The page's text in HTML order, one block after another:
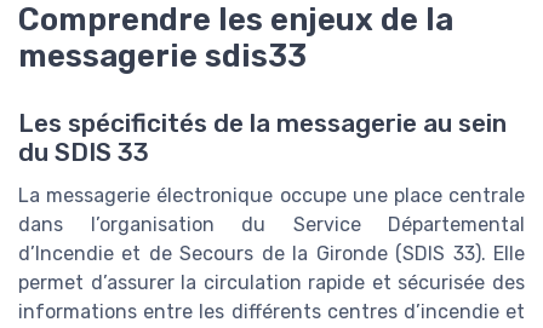
Comprendre les enjeux de la
messagerie sdis33
Les spécificités de la messagerie au sein
du SDIS 33
La messagerie électronique occupe une place centrale
dans l’organisation du Service Départemental
d’Incendie et de Secours de la Gironde (SDIS 33). Elle
permet d’assurer la circulation rapide et sécurisée des
informations entre les différents centres d’incendie et